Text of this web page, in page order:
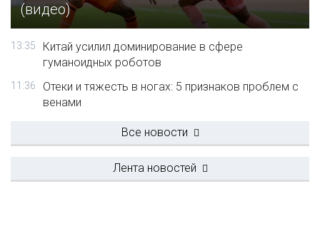
(видео)
13:35
Китай усилил доминирование в сфере
гуманоидных роботов
11:36
Отеки и тяжесть в ногах: 5 признаков проблем с
венами
Все новости
Лента новостей